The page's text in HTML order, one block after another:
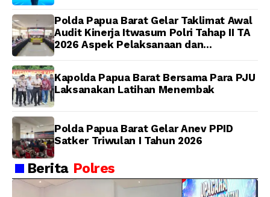
Polda Papua Barat Gelar Taklimat Awal
Audit Kinerja Itwasum Polri Tahap II TA
2026 Aspek Pelaksanaan dan
Kapolda Papua Barat Bersama Para PJU
Laksanakan Latihan Menembak
Polda Papua Barat Gelar Anev PPID
Satker Triwulan I Tahun 2026
Berita Polres